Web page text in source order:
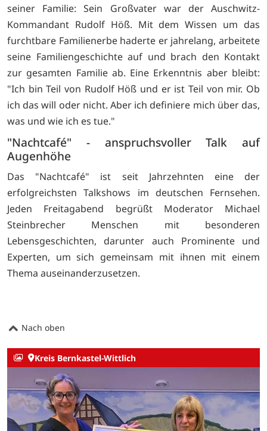
seiner Familie: Sein Großvater war der Auschwitz-
Kommandant Rudolf Höß. Mit dem Wissen um das
furchtbare Familienerbe haderte er jahrelang, arbeitete
seine Familiengeschichte auf und brach den Kontakt
zur gesamten Familie ab. Eine Erkenntnis aber bleibt:
"Ich bin Teil von Rudolf Höß und er ist Teil von mir. Ob
ich das will oder nicht. Aber ich definiere mich über das,
was und wie ich es tue."
"Nachtcafé" - anspruchsvoller Talk auf
Augenhöhe
Das "Nachtcafé" ist seit Jahrzehnten eine der
erfolgreichsten Talkshows im deutschen Fernsehen.
Jeden Freitagabend begrüßt Moderator Michael
Steinbrecher Menschen mit besonderen
Lebensgeschichten, darunter auch Prominente und
Experten, um sich gemeinsam mit ihnen mit einem
Thema auseinanderzusetzen.
Nach oben
Kreis Bernkastel-Wittlich